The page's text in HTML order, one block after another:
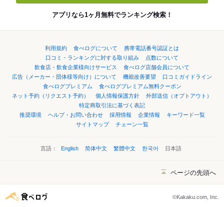
アプリなら1ヶ月無料でランキング検索！
利用規約 食べログについて
携帯電話番号認証とは
口コミ・ランキングに対する取り組み
点数について
飲食店・飲食企業様向けサービス
食べログ店舗会員について
広告（メーカー・団体様等向け）について
機能改善要望
口コミガイドライン
食べログプレミアム
食べログプレミアム無料クーポン
ネット予約（リクエスト予約）
個人情報保護方針
外部送信（オプトアウト）
特定商取引法に基づく表記
推奨環境
ヘルプ・お問い合わせ 採用情報 企業情報
キーワード一覧
サイトマップ
チェーン一覧
言語： English 简体中文 繁體中文 한국어 日本語
ページの先頭へ
©Kakaku.com, Inc.